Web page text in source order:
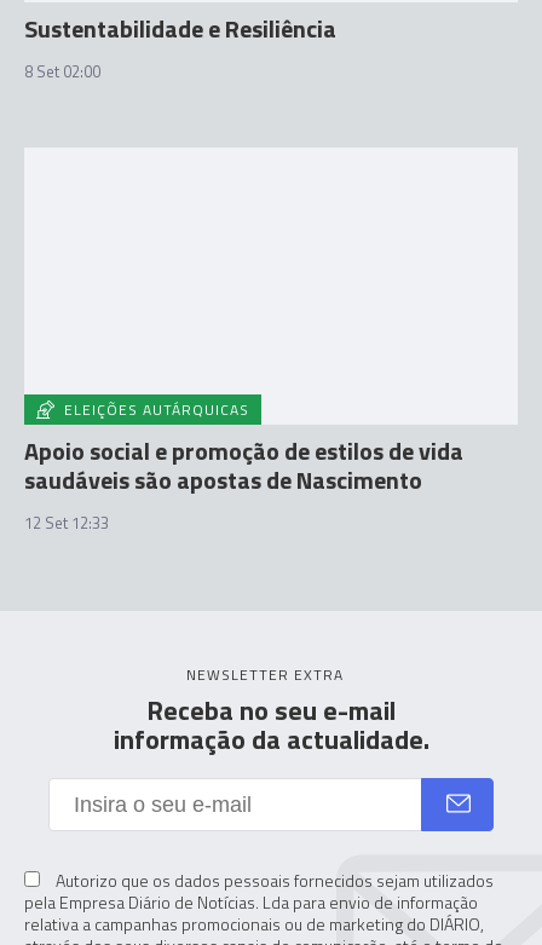
Sustentabilidade e Resiliência
8 Set 02:00
ELEIÇÕES AUTÁRQUICAS
Apoio social e promoção de estilos de vida
saudáveis são apostas de Nascimento
12 Set 12:33
NEWSLETTER EXTRA
Receba no seu e-mail
informação da actualidade.
Autorizo que os dados pessoais fornecidos sejam utilizados
pela Empresa Diário de Notícias. Lda para envio de informação
relativa a campanhas promocionais ou de marketing do DIÁRIO,